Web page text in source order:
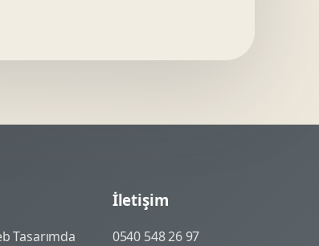
Tasarımda
İletişim
0540 548 26 97